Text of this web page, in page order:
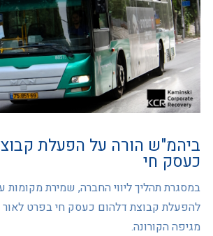
ביהמ"ש הורה על הפעלת
כעסק חי
במסגרת תהליך ליווי החברה, שמירת מקומות
להפעלת קבוצת דלהום כעסק חי בפרט
מגיפה הקורונה.